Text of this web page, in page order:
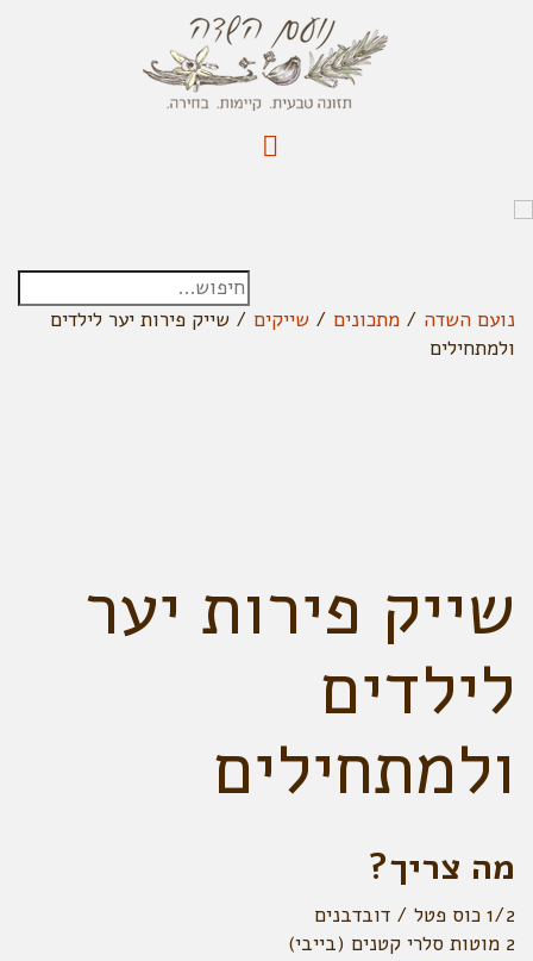
נועם השדה / מתכונים / שייקים / שייק פירות יער לילדים
ולמתחילים
שייק פירות יער
לילדים
ולמתחילים
מה צריך?
1/2 כוס פטל / דובדבנים
2 מוטות סלרי קטנים (בייבי)